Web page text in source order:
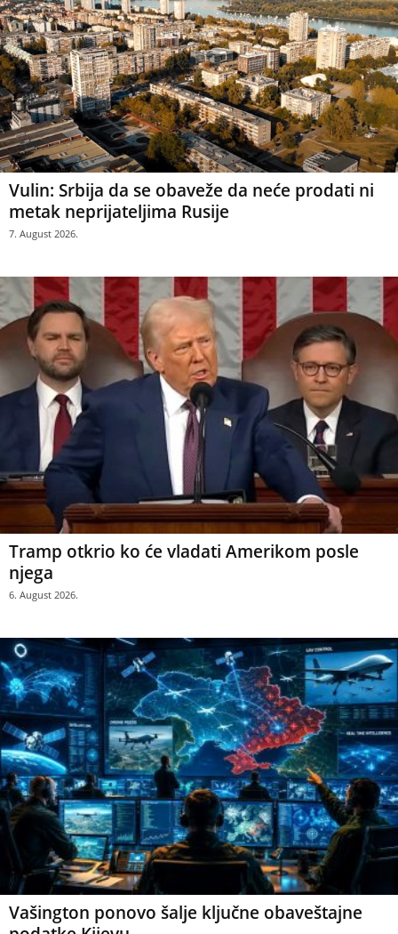
Vulin: Srbija da se obaveže da neće prodati ni
metak neprijateljima Rusije
7. August 2026.
Tramp otkrio ko će vladati Amerikom posle
njega
6. August 2026.
Vašington ponovo šalje ključne obaveštajne